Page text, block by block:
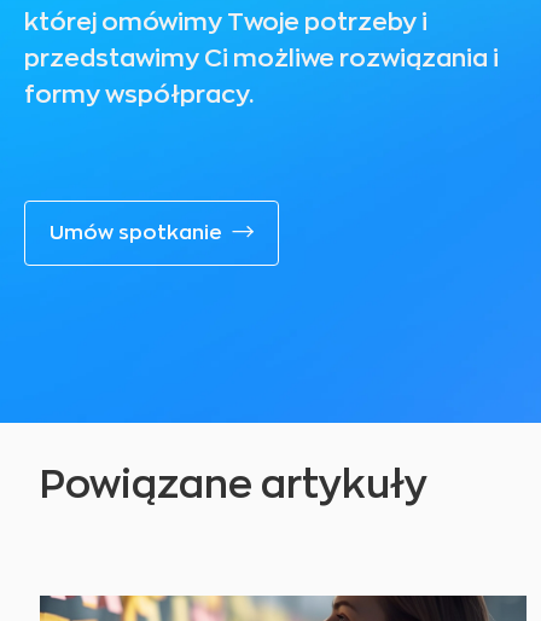
której omówimy Twoje potrzeby i
przedstawimy Ci możliwe rozwiązania i
formy współpracy.
Umów spotkanie
Powiązane artykuły